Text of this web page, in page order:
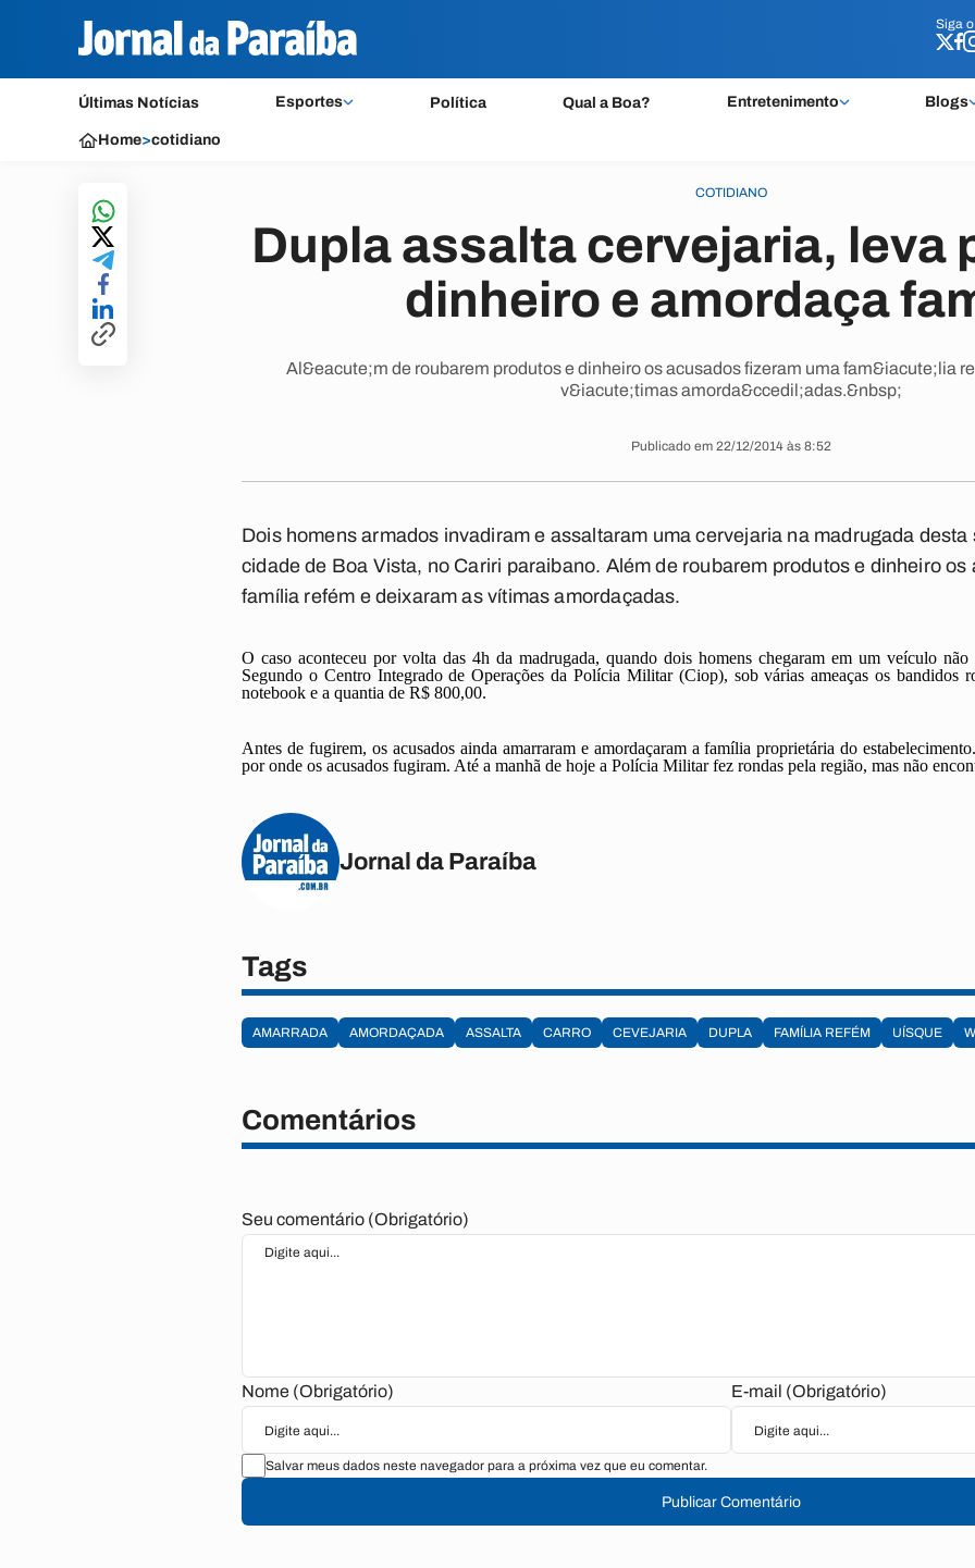
Siga o
Últimas Notícias Esportes Política Qual a Boa? Entretenimento Blogs
Siga o
Home>cotidiano
COTIDIANO
Dupla assalta cervejaria, leva
dinheiro e amordaça
Al&eacute;m de roubarem produtos e dinheiro os acusados fizeram uma fam&iacute;lia
v&iacute;timas amorda&ccedil;adas.&nbsp;
Publicado em 22/12/2014 às 8:52
Dois homens armados invadiram e assaltaram uma cervejaria na madrugada
cidade de Boa Vista, no Cariri paraibano. Além de roubarem produtos e dinheiro
família refém e deixaram as vítimas amordaçadas.
O caso aconteceu por volta das 4h da madrugada, quando dois homens chegaram em um veículo
Segundo o Centro Integrado de Operações da Polícia Militar (Ciop), sob várias ameaças os bandidos
notebook e a quantia de R$ 800,00.
Antes de fugirem, os acusados ainda amarraram e amordaçaram a família proprietária do
por onde os acusados fugiram. Até a manhã de hoje a Polícia Militar fez rondas pela região, mas não
Jornal da Paraíba
Tags
AMARRADA AMORDAÇADA ASSALTA CARRO CEVEJARIA DUPLA FAMÍLIA REFÉM UÍSQUE
Comentários
Seu comentário (Obrigatório)
Nome (Obrigatório) E-mail (Obrigatório)
Salvar meus dados neste navegador para a próxima vez que eu comentar.
Publicar Comentário